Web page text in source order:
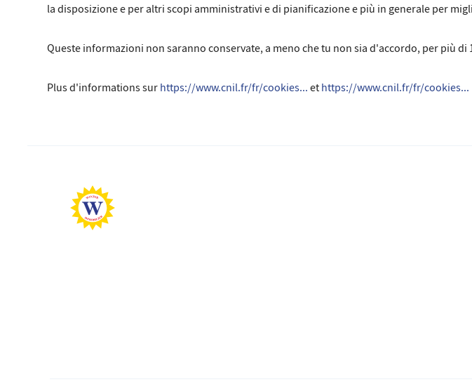
la disposizione e per altri scopi amministrativi e di pianificazione e più in generale per
Queste informazioni non saranno conservate, a meno che tu non sia d'accordo, per più di
Plus d'informations sur https://www.cnil.fr/fr/cookies... et https://www.cnil.fr/fr/cookies...